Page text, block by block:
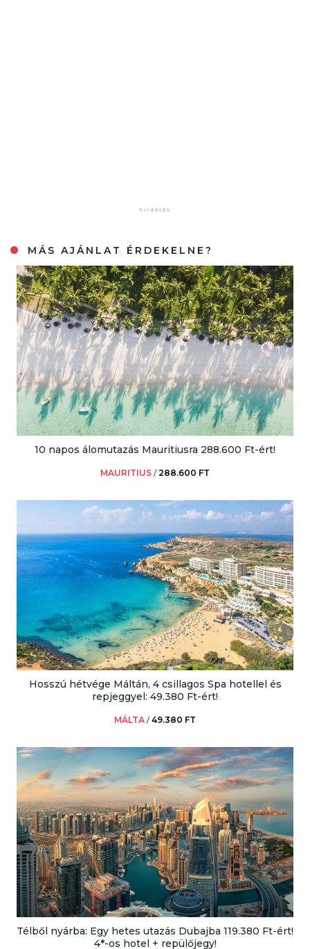
MÁS AJÁNLAT ÉRDEKELNE?
10 napos álomutazás Mauritiusra 288.600 Ft-ért!
MAURITIUS /288.600 FT
Hosszú hétvége Máltán, 4 csillagos Spa hotellel és
repjeggyel: 49.380 Ft-ért!
MÁLTA /49.380 FT
Télből nyárba: Egy hetes utazás Dubajba 119.380 Ft-ért!
4*-os hotel + repülőjegy!